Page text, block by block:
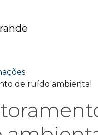
de ruído ambiental